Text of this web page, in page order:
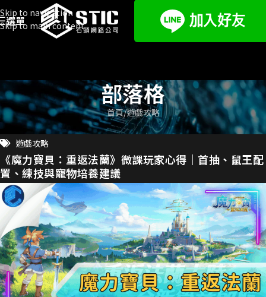
Skip to navigation
Skip to main content
選單
部落格
首頁 遊戲攻略
遊戲攻略
《魔力寶貝：重返法蘭》微課玩家心得｜首抽、鼠王配
置、練技與寵物培養建議